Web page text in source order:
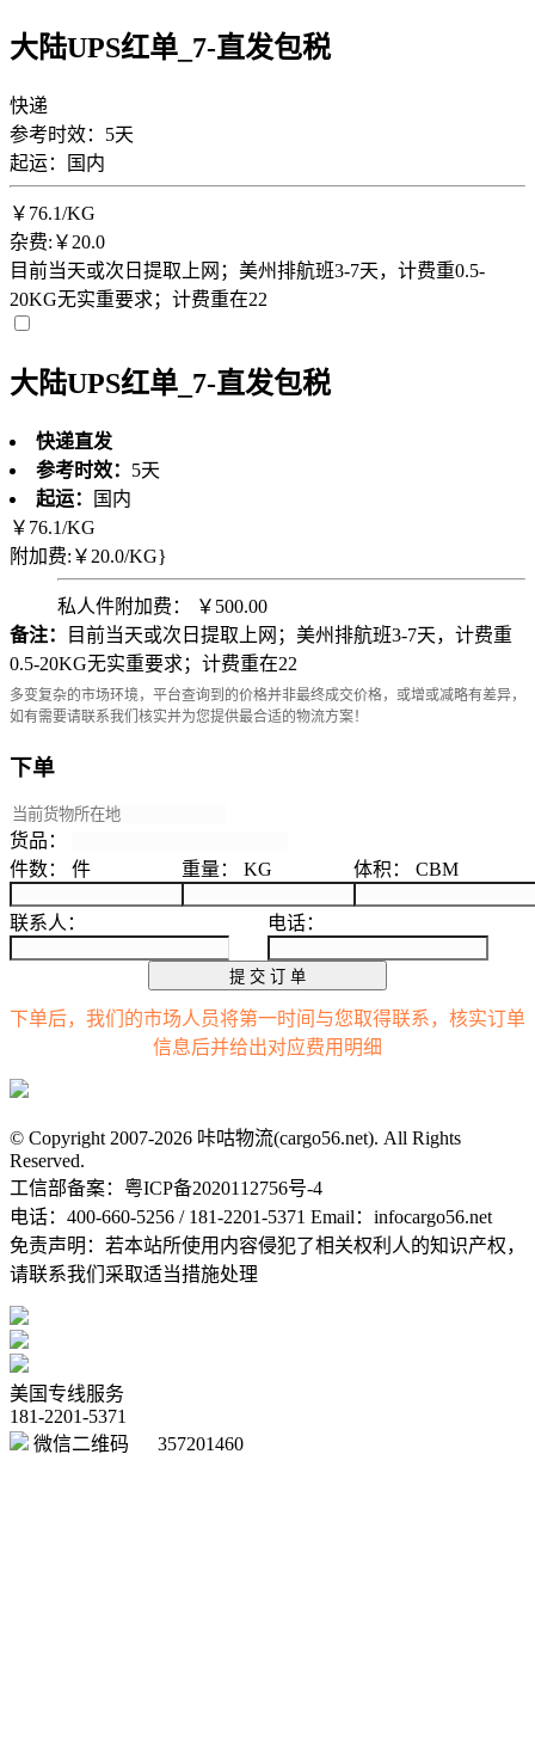
大陆UPS红单_7-直发包税
快递
参考时效：5天
起运：国内
￥ 76.1/KG
杂费:￥20.0
目前当天或次日提取上网；美州排航班3-7天，计费重0.5-
20KG无实重要求；计费重在22
大陆UPS红单_7-直发包税
快递直发
参考时效： 5天
起运：
国内
￥ 76.1/KG
附加费:￥20.0/KG}
私人件附加费： ￥500.00
备注：
目前当天或次日提取上网；美州排航班3-7天，计费重
0.5-20KG无实重要求；计费重在22
多变复杂的市场环境，平台查询到的价格并非最终成交价格，或增或减略有差异，
如有需要请联系我们核实并为您提供最合适的物流方案！
下单
货品：
件数：
件 重量： KG 体积： CBM
联系人： 电话：
提 交 订 单
下单后，我们的市场人员将第一时间与您取得联系，核实订单
信息后并给出对应费用明细
© Copyright 2007-2026 咔咕物流(cargo56.net). All Rights
Reserved.
工信部备案：粤ICP备2020112756号-4
电话：400-660-5256 / 181-2201-5371 Email：infocargo56.net
免责声明：若本站所使用内容侵犯了相关权利人的知识产权，
请联系我们采取适当措施处理
美国专线服务
181-2201-5371
微信二维码
357201460